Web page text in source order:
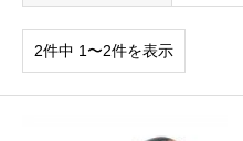
2件中 1〜2件を表示